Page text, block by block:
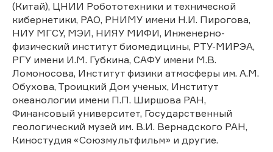
(Китай), ЦНИИ Робототехники и технической
кибернетики, РАО, РНИМУ имени Н.И. Пирогова,
НИУ МГСУ, МЭИ, НИЯУ МИФИ, Инженерно-
физический институт биомедицины, РТУ-МИРЭА,
РГУ имени И.М. Губкина, САФУ имени М.В.
Ломоносова, Институт физики атмосферы им. А.М.
Обухова, Троицкий Дом ученых, Институт
океанологии имени П.П. Ширшова РАН,
Финансовый университет, Государственный
геологический музей им. В.И. Вернадского РАН,
Киностудия «Союзмультфильм» и другие.